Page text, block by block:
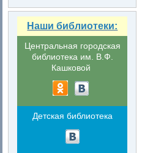
Наши библиотеки:
Центральная городская
библиотека им. В.Ф.
Кашковой
Детская библиотека